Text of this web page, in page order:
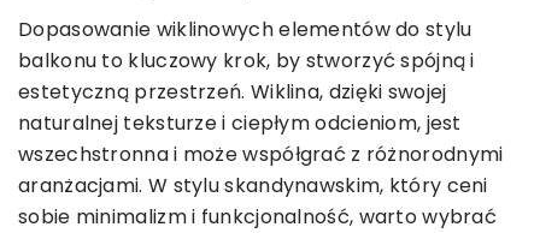
Dopasowanie wiklinowych elementów do stylu
balkonu to kluczowy krok, by stworzyć spójną i
estetyczną przestrzeń. Wiklina, dzięki swojej
naturalnej teksturze i ciepłym odcieniom, jest
wszechstronna i może współgrać z różnorodnymi
aranżacjami. W stylu skandynawskim, który ceni
sobie minimalizm i funkcjonalność, warto wybrać